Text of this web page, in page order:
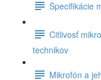
Špecifikácie
Citlivosť
technikov
Mikrofón a